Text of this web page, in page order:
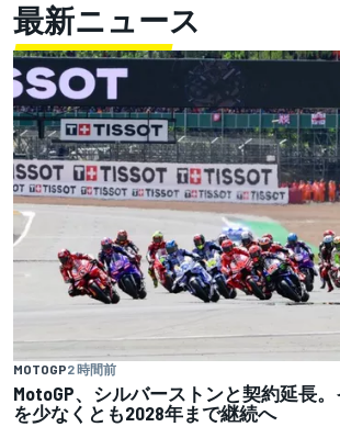
最新ニュース
MOTOGP2 時間前
MotoGP、シルバーストンと契約延長
を少なくとも2028年まで継続へ